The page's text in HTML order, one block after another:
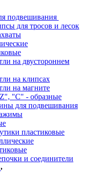
подвешивания
для тросов и лесок
на двустороннем
на клипсах
на магните
"C" - образные
для подвешивания
пластиковые
и соединители